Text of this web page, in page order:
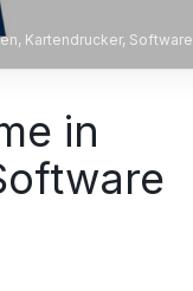
Kartendrucker, Software
in